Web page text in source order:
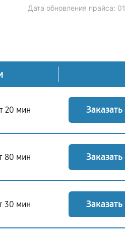
Дата обновления прайса:
20 мин Заказать
80 мин Заказать
30 мин Заказать